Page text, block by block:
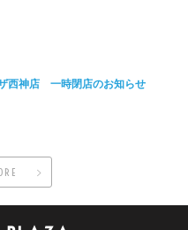
西神店 一時閉店のお知らせ